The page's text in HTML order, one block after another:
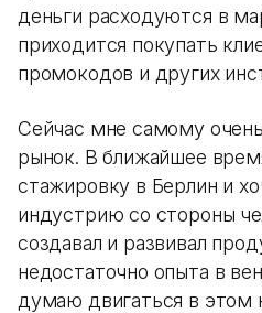
деньги расходуются в
приходится покупать
промокодов и других
Сейчас мне самому
рынок. В ближайшее
стажировку в Берлин и
индустрию со стороны
создавал и развивал
недостаточно опыта в
думаю двигаться в этом